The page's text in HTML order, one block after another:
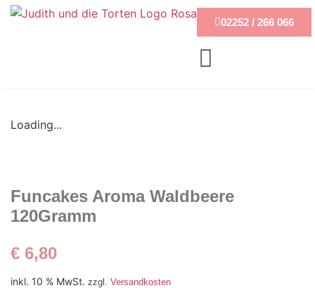
02252 / 266 066
Loading...
Funcakes Aroma Waldbeere
120Gramm
€ 6,80
inkl. 10 % MwSt. zzgl. Versandkosten